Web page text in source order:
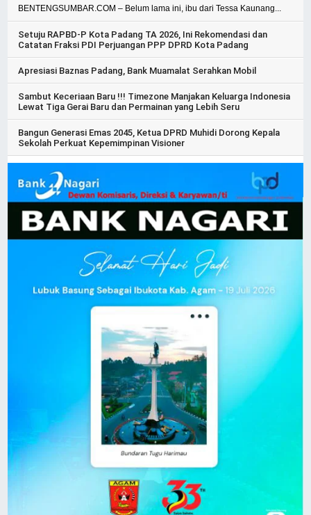
BENTENGSUMBAR.COM – Belum lama ini, ibu dari Tessa Kaunang...
Setuju RAPBD-P Kota Padang TA 2026, Ini Rekomendasi dan
Catatan Fraksi PDI Perjuangan PPP DPRD Kota Padang
Apresiasi Baznas Padang, Bank Muamalat Serahkan Mobil
Sambut Keceriaan Baru !!! Timezone Manjakan Keluarga Indonesia
Lewat Tiga Gerai Baru dan Permainan yang Lebih Seru
Bangun Generasi Emas 2045, Ketua DPRD Muhidi Dorong Kepala
Sekolah Perkuat Kepemimpinan Visioner